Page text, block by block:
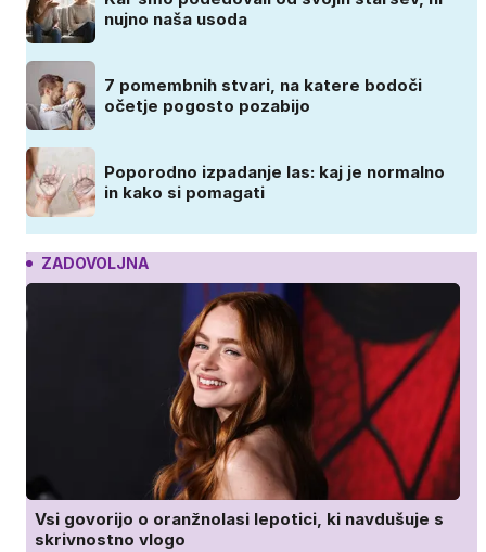
nujno naša usoda
7 pomembnih stvari, na katere bodoči
očetje pogosto pozabijo
Poporodno izpadanje las: kaj je normalno
in kako si pomagati
ZADOVOLJNA
Vsi govorijo o oranžnolasi lepotici, ki navdušuje s
skrivnostno vlogo